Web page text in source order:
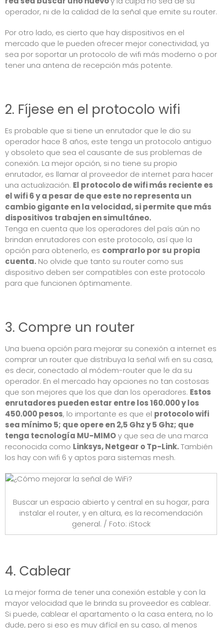
operador, ni de la calidad de la señal que emite su router.
Por otro lado, es cierto que hay dispositivos en el
mercado que le pueden ofrecer mejor conectividad, ya
sea por soportar un protocolo de wifi más moderno o por
tener una antena de recepción más potente.
2. Fíjese en el protocolo wifi
Es probable que si tiene un enrutador que le dio su
operador hace 8 años, este tenga un protocolo antiguo
y obsoleto que sea el causante de sus problemas de
conexión. La mejor opción, si no tiene su propio
enrutador, es llamar al proveedor de internet para hacer
una actualización. El protocolo de wifi más reciente es
el wifi 6 y a pesar de que este no representa un
cambio gigante en la velocidad, si permite que más
dispositivos trabajen en simultáneo.
Tenga en cuenta que los operadores del país aún no
brindan enrutadores con este protocolo, así que la
opción para obtenerlo, es comprarlo por su propia
cuenta. No olvide que tanto su router como sus
dispositivo deben ser compatibles con este protocolo
para que funcionen óptimamente.
3. Compre un router
Una buena opción para mejorar su conexión a internet es
comprar un router que distribuya la señal wifi en su casa,
es decir, conectado al módem-router que le da su
operador. En el mercado hay opciones no tan costosas
que son mejores que los que dan los operadores. Estos
enrutadores pueden estar entre los 160.000 y los
450.000 pesos, lo importante es que el protocolo wifi
sea mínimo 5; que opere en 2,5 Ghz y 5 Ghz; que
tenga tecnología MU-MIMOy que sea de una marca
reconocida como Linksys, Netgear o Tp-Link.También
los hay con wifi 6 y aptos para sistemas mesh.
Buscar un espacio abierto y central en su hogar, para
instalar el router, y en altura, es la recomendación
general. / Foto: iStock
4. Cablear
La mejor forma de tener una conexión estable y con la
mayor velocidad que le brinda su proveedor es cablear.
Si puede, cablear el apartamento o la casa entera, no lo
dude, pero si eso es muy difícil en su caso, al menos